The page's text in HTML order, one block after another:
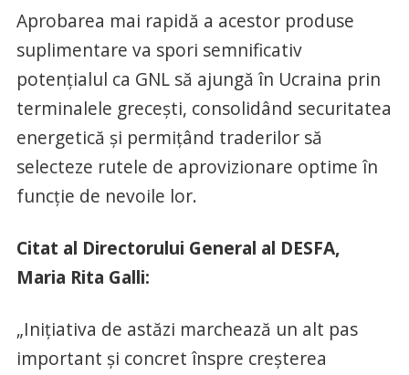
Aprobarea mai rapidă a acestor produse
suplimentare va spori semnificativ
potențialul ca GNL să ajungă în Ucraina prin
terminalele grecești, consolidând securitatea
energetică și permițând traderilor să
selecteze rutele de aprovizionare optime în
funcție de nevoile lor.
Citat al Directorului General al DESFA,
Maria Rita Galli:
„Inițiativa de astăzi marchează un alt pas
important și concret înspre creșterea